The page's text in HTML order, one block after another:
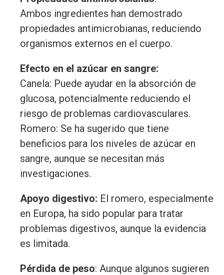
Ambos ingredientes han demostrado
propiedades antimicrobianas, reduciendo
organismos externos en el cuerpo.
Efecto en el azúcar en sangre:
Canela: Puede ayudar en la absorción de
glucosa, potencialmente reduciendo el
riesgo de problemas cardiovasculares.
Romero: Se ha sugerido que tiene
beneficios para los niveles de azúcar en
sangre, aunque se necesitan más
investigaciones.
Apoyo digestivo: El romero, especialmente
en Europa, ha sido popular para tratar
problemas digestivos, aunque la evidencia
es limitada.
Pérdida de peso: Aunque algunos sugieren